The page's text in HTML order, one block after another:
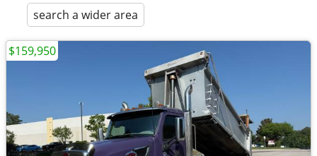
search a wider area
$159,950